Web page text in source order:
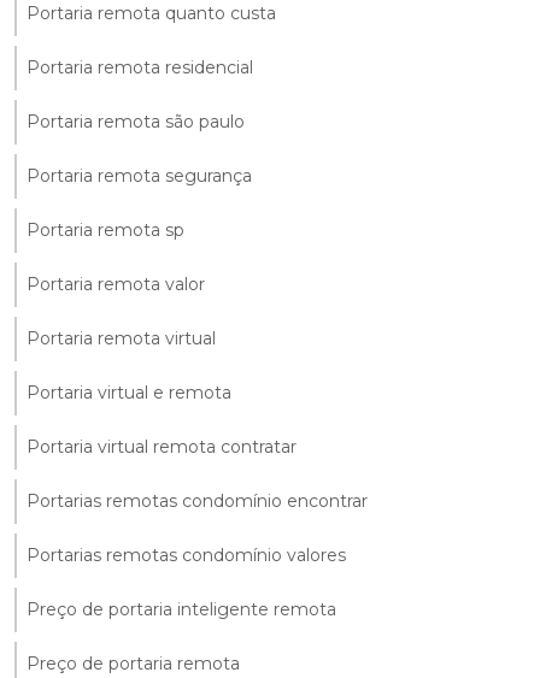
Portaria remota quanto custa
Portaria remota residencial
Portaria remota são paulo
Portaria remota segurança
Portaria remota sp
Portaria remota valor
Portaria remota virtual
Portaria virtual e remota
Portaria virtual remota contratar
Portarias remotas condomínio encontrar
Portarias remotas condomínio valores
Preço de portaria inteligente remota
Preço de portaria remota